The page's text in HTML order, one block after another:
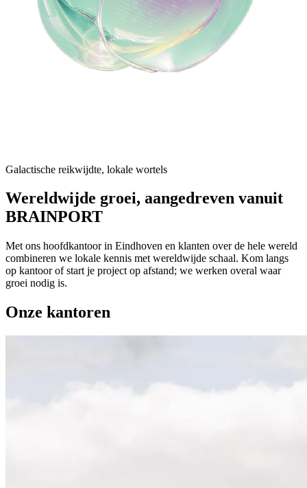
Galactische reikwijdte, lokale wortels
Wereldwijde groei, aangedreven vanuit
BRAINPORT
Met ons hoofdkantoor in Eindhoven en klanten over de hele wereld
combineren we lokale kennis met wereldwijde schaal. Kom langs
op kantoor of start je project op afstand; we werken overal waar
groei nodig is.
Onze kantoren